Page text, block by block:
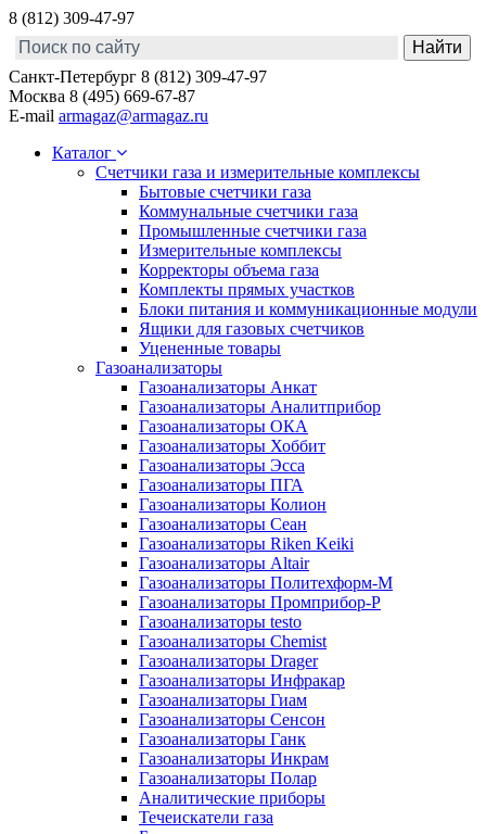
8 (812) 309-47-97
Санкт-Петербург 8 (812) 309-47-97
Москва 8 (495) 669-67-87
E-mail armagaz@armagaz.ru
Каталог
Счетчики газа и измерительные комплексы
Бытовые счетчики газа
Коммунальные счетчики газа
Промышленные счетчики газа
Измерительные комплексы
Корректоры объема газа
Комплекты прямых участков
Блоки питания и коммуникационные модули
Ящики для газовых счетчиков
Уцененные товары
Газоанализаторы
Газоанализаторы Анкат
Газоанализаторы Аналитприбор
Газоанализаторы ОКА
Газоанализаторы Хоббит
Газоанализаторы Эсса
Газоанализаторы ПГА
Газоанализаторы Колион
Газоанализаторы Сеан
Газоанализаторы Riken Keiki
Газоанализаторы Altair
Газоанализаторы Политехформ-М
Газоанализаторы Промприбор-Р
Газоанализаторы testo
Газоанализаторы Chemist
Газоанализаторы Drager
Газоанализаторы Инфракар
Газоанализаторы Гиам
Газоанализаторы Сенсон
Газоанализаторы Ганк
Газоанализаторы Инкрам
Газоанализаторы Полар
Аналитические приборы
Течеискатели газа